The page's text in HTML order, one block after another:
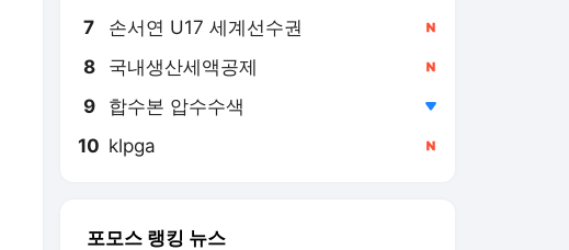
7 손서연 U17 세계선수권
8 국내생산세액공제
9 합수본 압수수색
10 klpga
포모스 랭킹 뉴스